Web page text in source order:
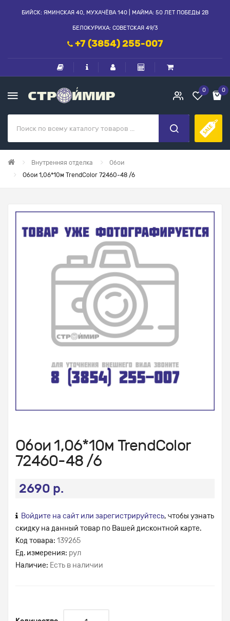
БИЙСК: ЯМИНСКАЯ 40, МУХАЧЁВА 140 | МАЙМА: 50 ЛЕТ ПОБЕДЫ 2В
БЕЛОКУРИХА: СОВЕТСКАЯ 49/3
+7 (3854) 255-007
0 0
Внутренняя отделка
Обои
Обои 1,06*10м TrendColor 72460-48 /6
Обои 1,06*10м TrendColor
72460-48 /6
2690 р.
Войдите на сайт или зарегистрируйтесь, чтобы узнать
скидку на данный товар по Вашей дисконтной карте.
Код товара: 139265
Ед. измерения: рул
Наличие: Есть в наличии